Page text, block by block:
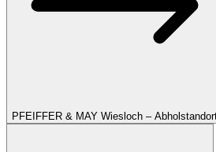
PFEIFFER & MAY Wiesloch –